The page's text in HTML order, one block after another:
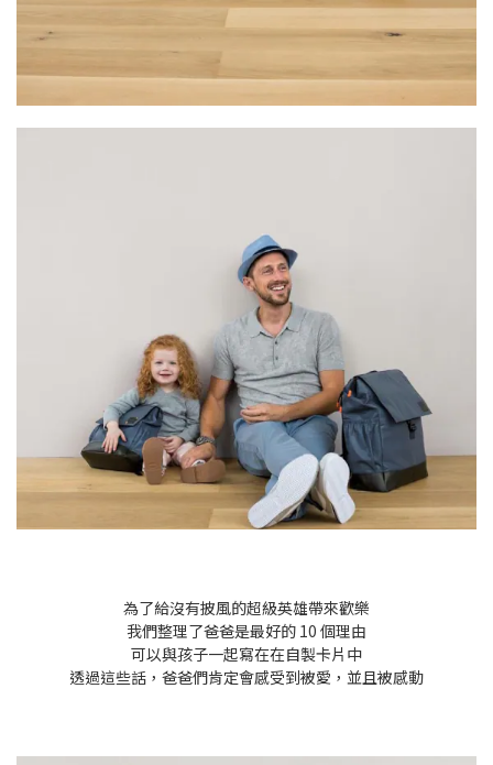
為了給沒有披風的超級英雄帶來歡樂
我們整理了爸爸是最好的 10 個理由
可以與孩子一起寫在在自製卡片中
透過這些話，爸爸們肯定會感受到被愛，並且被感動